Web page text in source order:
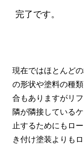
完了です。
現在ではほとんど
の形状や塗料の種
合もありますがリ
隣が隣接している
止するためにもロ
き付け塗装よりも